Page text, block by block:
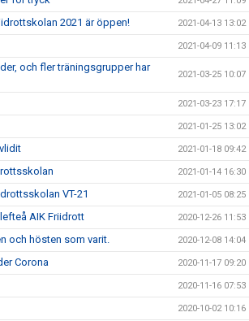
2021 är öppen! 2021-04-13 13:02
2021-04-09 11:13
och fler träningsgrupper har
2021-03-25 10:07
2021-03-23 17:17
2021-01-25 13:02
2021-01-18 09:42
2021-01-14 16:30
VT-21 2021-01-05 08:25
AIK Friidrott 2020-12-26 11:53
och hösten som varit. 2020-12-08 14:04
Corona 2020-11-17 09:20
2020-11-16 07:53
2020-10-02 10:16